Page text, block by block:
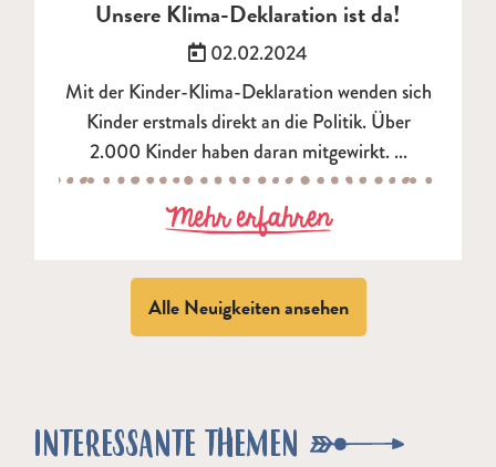
Unsere Klima-Deklaration ist da!
Veröffentlicht am:
02.02.2024
Mit der Kinder-Klima-Deklaration wenden sich
Kinder erstmals direkt an die Politik. Über
2.000 Kinder haben daran mitgewirkt. ...
Mehr erfahrenzu Unsere
Alle Neuigkeiten ansehen
INTERESSANTE THEMEN